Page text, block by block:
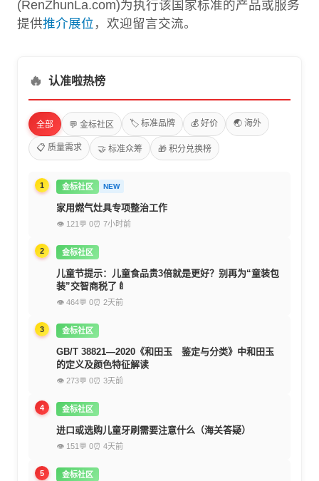
(RenZhunLa.com)为执行该国家标准的产品或服务
提供推介展位 ，欢迎留言交流。
🔥 认准啦热榜
全部 💬 金标社区 🏷️ 标准品牌 💰 好价 🌏 海外
📋 质量需求 🤝 标准众筹 🎁 积分兑换榜
1 金标社区 NEW
家用燃气灶具专项整治工作
👁 121 💬 0⏰ 7小时前
2 金标社区
儿童节提示：儿童食品贵3倍就是更好？别再为“童装包
装”交智商税了🍼
👁 464💬 0⏰ 2天前
3 金标社区
GB/T 38821—2020《和田玉 鉴定与分类》中和田玉
的定义及颜色特征解读
👁 273💬 0⏰ 3天前
4 金标社区
进口或选购儿童牙刷需要注意什么（海关答疑）
👁 151 💬 0⏰ 4天前
5 金标社区